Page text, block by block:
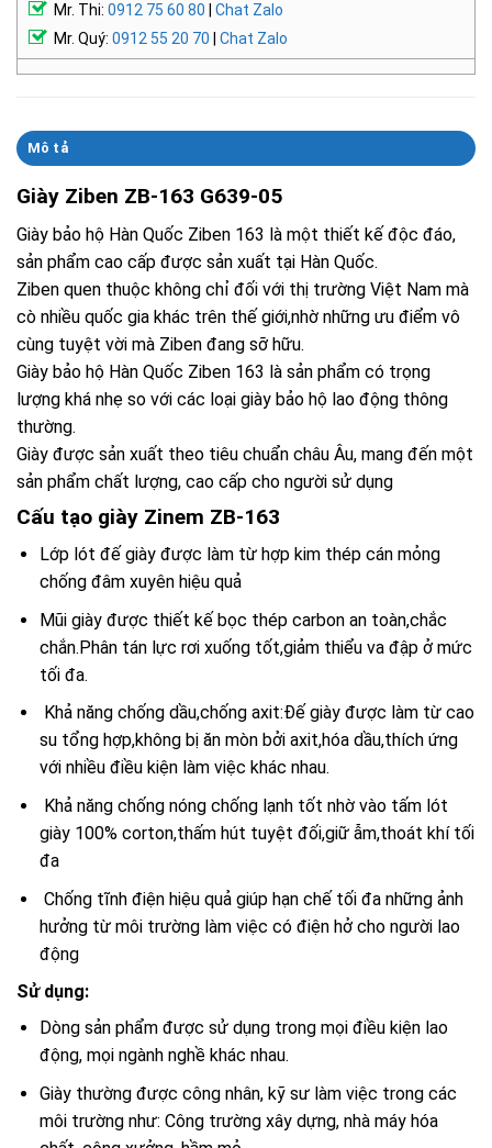
Mr. Thi: 0912 75 60 80
Chat Zalo
Mr. Quý: 0912 55 20 70 Chat Zalo
Mô tả
Giày Ziben ZB-163 G639-05
Giày bảo hộ Hàn Quốc Ziben 163 là một thiết kế độc đáo,
sản phẩm cao cấp được sản xuất tại Hàn Quốc.
Ziben quen thuộc không chỉ đối với thị trường Việt Nam mà
cò nhiều quốc gia khác trên thế giới,nhờ những ưu điểm vô
cùng tuyệt vời mà Ziben đang sỡ hữu.
Giày bảo hộ Hàn Quốc Ziben 163 là sản phẩm có trọng
lượng khá nhẹ so với các loại giày bảo hộ lao động thông
thường.
Giày được sản xuất theo tiêu chuẩn châu Âu, mang đến một
sản phẩm chất lượng, cao cấp cho người sử dụng
Cấu tạo giày Zinem ZB-163
Lớp lót đế giày được làm từ hợp kim thép cán mỏng
chống đâm xuyên hiệu quả
Mũi giày được thiết kế bọc thép carbon an toàn,chắc
chắn.Phân tán lực rơi xuống tốt,giảm thiểu va đập ở mức
tối đa.
Khả năng chống dầu,chống axit:Đế giày được làm từ cao
su tổng hợp,không bị ăn mòn bởi axit,hóa dầu,thích ứng
với nhiều điều kiện làm việc khác nhau.
Khả năng chống nóng chống lạnh tốt nhờ vào tấm lót
giày 100% corton,thấm hút tuyệt đối,giữ ẫm,thoát khí tối
đa
Chống tĩnh điện hiệu quả giúp hạn chế tối đa những ảnh
hưởng từ môi trường làm việc có điện hở cho người lao
động
Sử dụng:
Dòng sản phẩm được sử dụng trong mọi điều kiện lao
động, mọi ngành nghề khác nhau.
Giày thường được công nhân, kỹ sư làm việc trong các
môi trường như: Công trường xây dựng, nhà máy hóa